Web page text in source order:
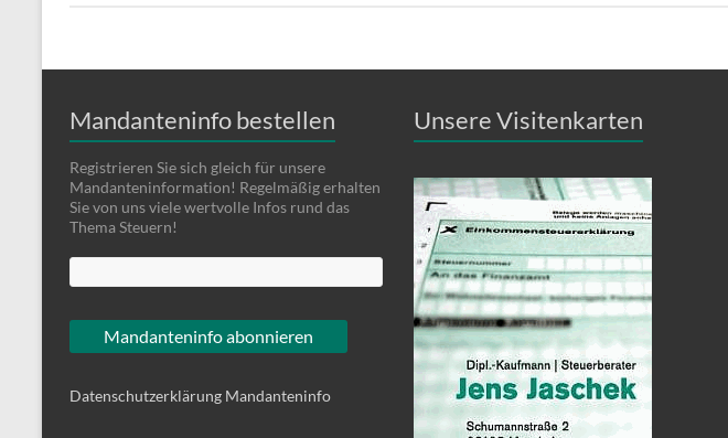
Mandanteninfo bestellen
Registrieren Sie sich gleich für unsere
Mandanteninformation! Regelmäßig erhalten
Sie von uns viele wertvolle Infos rund das
Thema Steuern!
Datenschutzerklärung Mandanteninfo
Unsere Visitenkarten